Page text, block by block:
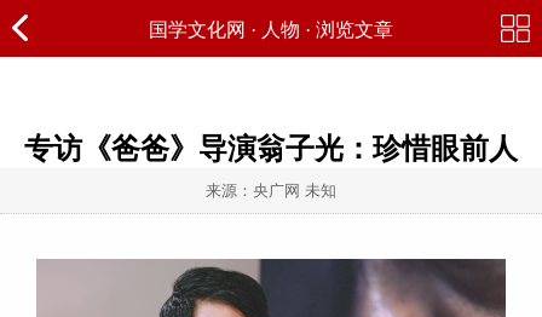
国学文化网 · 人物 · 浏览文章
专访《爸爸》导演翁子光：珍惜眼前人
来源：央广网 未知